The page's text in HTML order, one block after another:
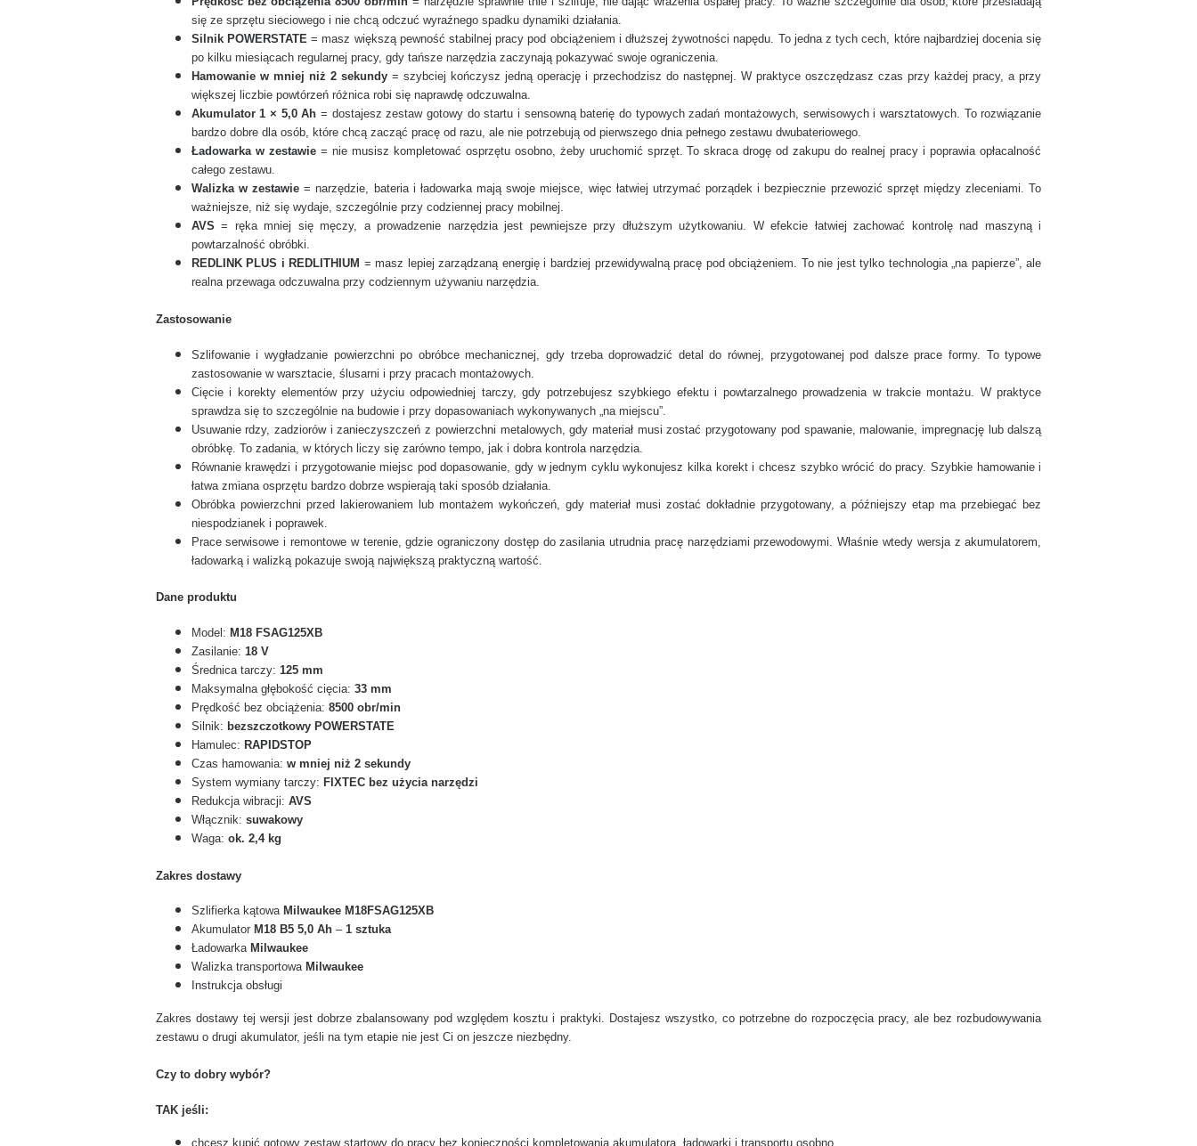
się ze sprzętu sieciowego i nie chcą odczuć wyraźnego spadku dynamiki działania.
Silnik POWERSTATE= masz większą pewność stabilnej pracy pod obciążeniem i dłuższej żywotności napędu. To jedna z tych cech, które najbardziej docenia się
po kilku miesiącach regularnej pracy, gdy tańsze narzędzia zaczynają pokazywać swoje ograniczenia.
Hamowanie w mniej niż 2 sekundy = szybciej kończysz jedną operację i przechodzisz do następnej. W praktyce oszczędzasz czas przy każdej pracy, a przy
większej liczbie powtórzeń różnica robi się naprawdę odczuwalna.
Akumulator 1 × 5,0 Ah = dostajesz zestaw gotowy do startu i sensowną baterię do typowych zadań montażowych, serwisowych i warsztatowych. To rozwiązanie
bardzo dobre dla osób, które chcą zacząć pracę od razu, ale nie potrzebują od pierwszego dnia pełnego zestawu dwubateriowego.
Ładowarka w zestawie= nie musisz kompletować osprzętu osobno, żeby uruchomić sprzęt. To skraca drogę od zakupu do realnej pracy i poprawia opłacalność
całego zestawu.
Walizka w zestawie = narzędzie, bateria i ładowarka mają swoje miejsce, więc łatwiej utrzymać porządek i bezpiecznie przewozić sprzęt między zleceniami. To
ważniejsze, niż się wydaje, szczególnie przy codziennej pracy mobilnej.
AVS = ręka mniej się męczy, a prowadzenie narzędzia jest pewniejsze przy dłuższym użytkowaniu. W efekcie łatwiej zachować kontrolę nad maszyną i
powtarzalność obróbki.
REDLINK PLUS i REDLITHIUM = masz lepiej zarządzaną energię i bardziej przewidywalną pracę pod obciążeniem. To nie jest tylko technologia „na papierze”, ale
realna przewaga odczuwalna przy codziennym używaniu narzędzia.
Zastosowanie
Szlifowanie i wygładzanie powierzchni po obróbce mechanicznej, gdy trzeba doprowadzić detal do równej, przygotowanej pod dalsze prace formy. To typowe
zastosowanie w warsztacie, ślusarni i przy pracach montażowych.
Cięcie i korekty elementów przy użyciu odpowiedniej tarczy, gdy potrzebujesz szybkiego efektu i powtarzalnego prowadzenia w trakcie montażu. W praktyce
sprawdza się to szczególnie na budowie i przy dopasowaniach wykonywanych „na miejscu”.
Usuwanie rdzy, zadziorów i zanieczyszczeń z powierzchni metalowych, gdy materiał musi zostać przygotowany pod spawanie, malowanie, impregnację lub dalszą
obróbkę. To zadania, w których liczy się zarówno tempo, jak i dobra kontrola narzędzia.
Równanie krawędzi i przygotowanie miejsc pod dopasowanie, gdy w jednym cyklu wykonujesz kilka korekt i chcesz szybko wrócić do pracy. Szybkie hamowanie i
łatwa zmiana osprzętu bardzo dobrze wspierają taki sposób działania.
Obróbka powierzchni przed lakierowaniem lub montażem wykończeń, gdy materiał musi zostać dokładnie przygotowany, a późniejszy etap ma przebiegać bez
niespodzianek i poprawek.
Prace serwisowe i remontowe w terenie, gdzie ograniczony dostęp do zasilania utrudnia pracę narzędziami przewodowymi. Właśnie wtedy wersja z akumulatorem,
ładowarką i walizką pokazuje swoją największą praktyczną wartość.
Dane produktu
Model: M18 FSAG125XB
Zasilanie: 18 V
Średnica tarczy: 125 mm
Maksymalna głębokość cięcia: 33 mm
Prędkość bez obciążenia: 8500 obr/min
Silnik: bezszczotkowy POWERSTATE
Hamulec: RAPIDSTOP
Czas hamowania: w mniej niż 2 sekundy
System wymiany tarczy: FIXTEC bez użycia narzędzi
Redukcja wibracji: AVS
Włącznik: suwakowy
Waga: ok. 2,4 kg
Zakres dostawy
Szlifierka kątowa Milwaukee M18FSAG125XB
Akumulator M18 B5 5,0 Ah– 1 sztuka
Ładowarka Milwaukee
Walizka transportowa Milwaukee
Instrukcja obsługi
Zakres dostawy tej wersji jest dobrze zbalansowany pod względem kosztu i praktyki. Dostajesz wszystko, co potrzebne do rozpoczęcia pracy, ale bez rozbudowywania
zestawu o drugi akumulator, jeśli na tym etapie nie jest Ci on jeszcze niezbędny.
Czy to dobry wybór?
TAK jeśli:
chcesz kupić gotowy zestaw startowy do pracy bez konieczności kompletowania akumulatora, ładowarki i transportu osobno,